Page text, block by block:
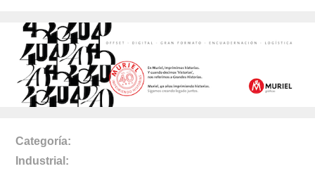
Categoría
Industrial